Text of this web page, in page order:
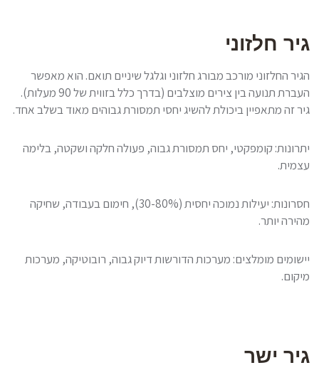
גיר חלזוני
הגיר החלזוני מורכב מבורג חלזוני וגלגל שיניים תואם. הוא מאפשר
העברת תנועה בין צירים מוצלבים (בדרך כלל בזווית של 90 מעלות).
גיר זה מתאפיין ביכולת להשיג יחסי תמסורת גבוהים מאוד בשלב אחד.
יתרונות: קומפקטי, יחס תמסורת גבוה, פעולה חלקה ושקטה, בלימה
עצמית.
חסרונות: יעילות נמוכה יחסית (30-80%), חימום בעבודה, שחיקה
מהירה יותר.
יישומים מומלצים: מערכות הדורשות דיוק גבוה, רובוטיקה, מערכות
מיקום.
גיר ישר